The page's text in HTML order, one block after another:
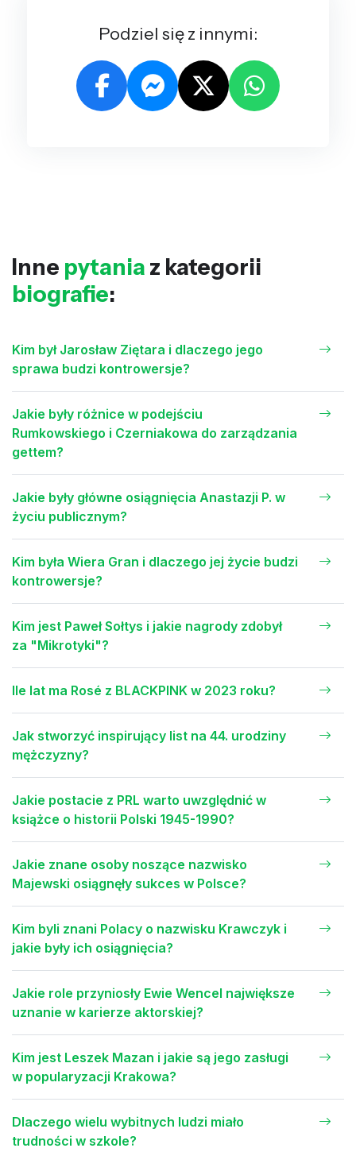
Podziel się z innymi:
Inne pytania z kategorii
biografie:
Kim był Jarosław Ziętara i dlaczego jego
sprawa budzi kontrowersje?
Jakie były różnice w podejściu
Rumkowskiego i Czerniakowa do zarządzania
gettem?
Jakie były główne osiągnięcia Anastazji P. w
życiu publicznym?
Kim była Wiera Gran i dlaczego jej życie budzi
kontrowersje?
Kim jest Paweł Sołtys i jakie nagrody zdobył
za "Mikrotyki"?
Ile lat ma Rosé z BLACKPINK w 2023 roku?
Jak stworzyć inspirujący list na 44. urodziny
mężczyzny?
Jakie postacie z PRL warto uwzględnić w
książce o historii Polski 1945-1990?
Jakie znane osoby noszące nazwisko
Majewski osiągnęły sukces w Polsce?
Kim byli znani Polacy o nazwisku Krawczyk i
jakie były ich osiągnięcia?
Jakie role przyniosły Ewie Wencel największe
uznanie w karierze aktorskiej?
Kim jest Leszek Mazan i jakie są jego zasługi
w popularyzacji Krakowa?
Dlaczego wielu wybitnych ludzi miało
trudności w szkole?